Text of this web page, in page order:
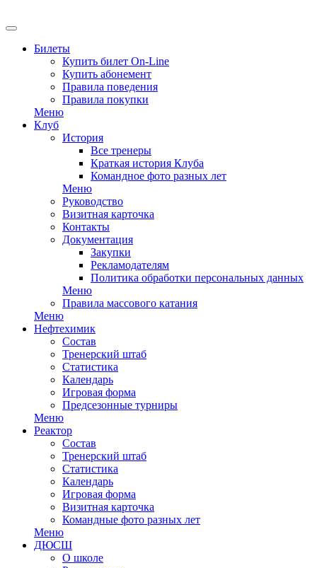
Билеты
Купить билет On-Line
Купить абонемент
Правила поведения
Правила покупки
Меню
Клуб
История
Все тренеры
Краткая история Клуба
Командное фото разных лет
Меню
Руководство
Визитная карточка
Контакты
Документация
Закупки
Рекламодателям
Политика обработки персональных данных
Меню
Правила массового катания
Меню
Нефтехимик
Состав
Тренерский штаб
Статистика
Календарь
Игровая форма
Предсезонные турниры
Меню
Реактор
Состав
Тренерский штаб
Статистика
Календарь
Игровая форма
Визитная карточка
Командные фото разных лет
Меню
ДЮСШ
О школе